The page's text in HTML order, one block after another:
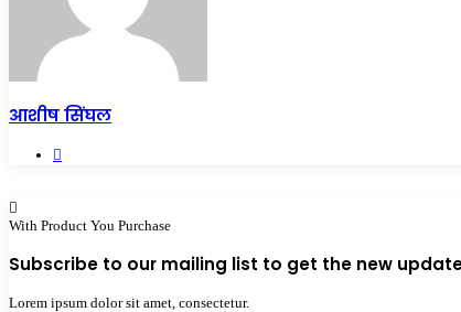
आशीष सिंघल
With Product You Purchase
Subscribe to our mailing list to get the new
Lorem ipsum dolor sit amet, consectetur.